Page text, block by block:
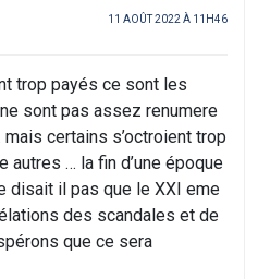
11 AOÛT 2022 À 11H46
trop payés ce sont les
sont pas assez renumere
certains s’octroient trop
autres … la fin d’une époque
disait il pas que le XXI eme
des scandales et de
que ce sera